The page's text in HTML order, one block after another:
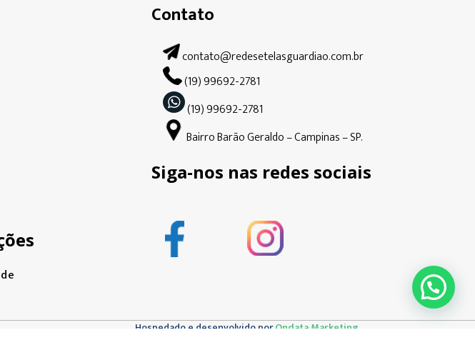
Contato
contato@redesetelasguardiao.com.br
(19) 99692-2781
(19) 99692-2781
Bairro Barão Geraldo – Campinas – SP.
Siga-nos nas redes sociais
Hospedado e desenvolvido porOndata Marketing.